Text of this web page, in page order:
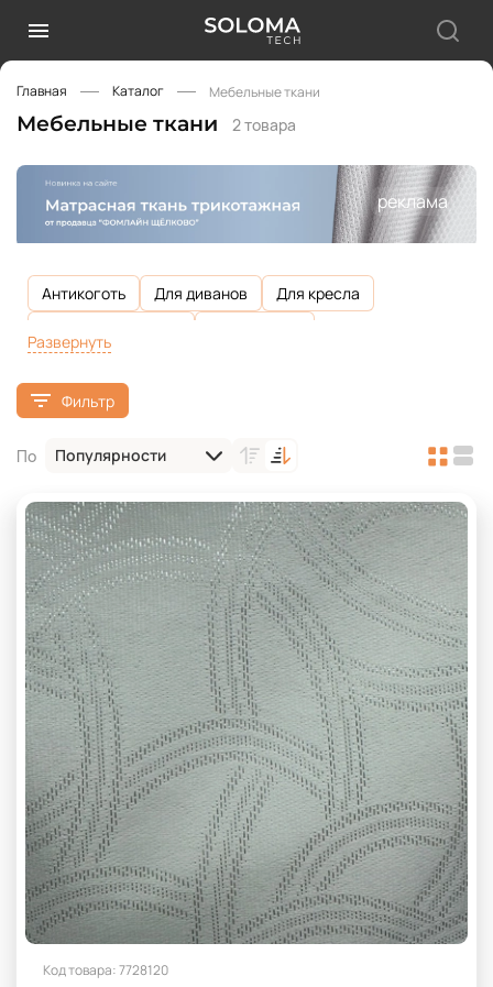
Главная Каталог Мебельные ткани
Мебельные ткани 2 товара
реклама
Антикоготь Для диванов
Для кресла
Из дышащих материалов
Плотность 300 г/м2
Плотность 310 г/м2
Плотность 330 г/м2
Плотность 340 г/м2
Плотность 360 г/м2
Плотность 370 г/м2
Плотность 380 г/м2
Плотность 390 г/м2
Плотность 410 г/м2
Плотность 430 г/м2
Плотность 435 г/м2
Плотность 440 г/м2
Плотность 450 г/м2
Плотность 480 г/м2
Плотность 490 г/м2
Плотность 500 г/м2
Плотность 510 г/м2
Плотность 560 г/м2
Полиэстер
С рисунком
Развернуть
Фильтр
По Популярности
Код товара: 7728120